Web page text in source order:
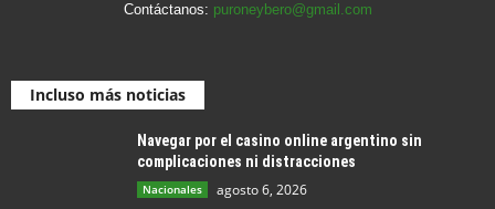
Contáctanos: puroneybero@gmail.com
Incluso más noticias
Navegar por el casino online argentino sin
complicaciones ni distracciones
Nacionales agosto 6, 2026